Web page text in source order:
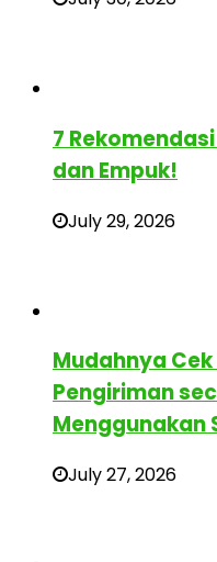
7
dan Empuk!
July 29, 2026
Mudahnya
Pengiriman
Menggunakan
July 27, 2026